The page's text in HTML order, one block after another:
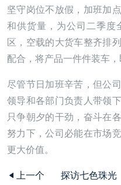
坚守岗位不放假，加班加
和供货量，为公司二季度
区，空载的大货车整齐排
配合，将产品一件件装车，
尽管节日加班辛苦，但公
领导和各部门负责人带领
只争朝夕的干劲，奋斗在
努力下，公司必能在市场
更大价值。
上一个
探访七色珠光